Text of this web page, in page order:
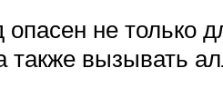
не только
также вызывать